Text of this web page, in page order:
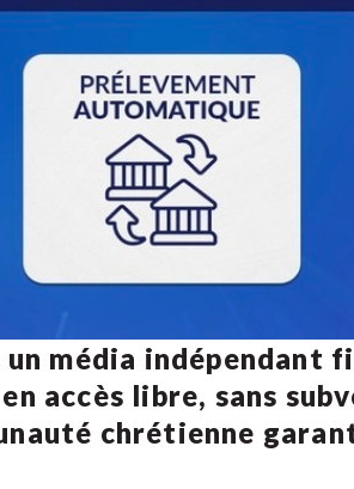
média indépendant
accès libre, sans
chrétienne